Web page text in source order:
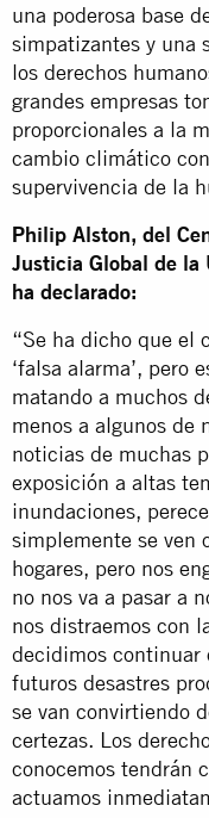
una poderosa base
simpatizantes y una
los derechos
grandes empresas
proporcionales a la
cambio climático
supervivencia de la
Philip Alston, del
Justicia Global de la
ha declarado:
“Se ha dicho que el
‘falsa alarma’, pero
matando a muchos
menos a algunos de
noticias de muchas
exposición a altas
inundaciones,
simplemente se ven
hogares, pero nos
no nos va a pasar a
nos distraemos con
decidimos continuar
futuros desastres
se van convirtiendo
certezas. Los
conocemos tendrán
actuamos